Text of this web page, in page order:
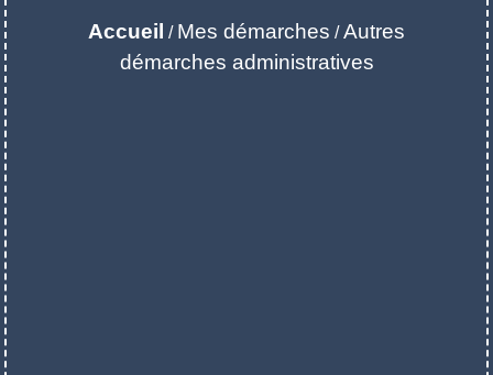
Accueil / Mes démarches /Autres
démarches administratives